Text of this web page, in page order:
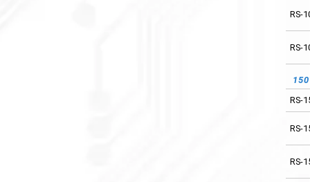
RS-
RS-
RS-
RS-
RS-
RS-
RS-
RS-